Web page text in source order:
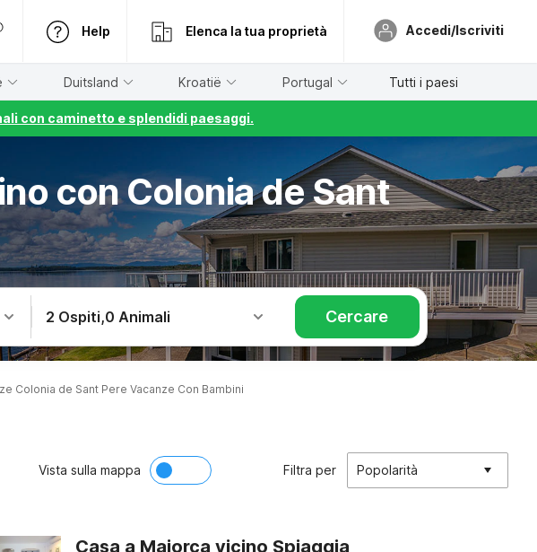
Help Elenca la tua proprietà Accedi/Iscriviti
Duitsland Kroatië Portugal Tutti i paesi
con caminetto e splendidi paesaggi.
con Colonia de Sant
2 Ospiti,0 Animali Cercare
Colonia de Sant Pere Vacanze Con Bambini
Vista sulla mappa Filtra per Popolarità
Casa a Maiorca vicino Spiaggia